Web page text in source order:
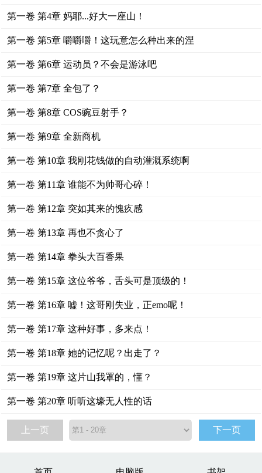
第一卷 第4章 妈耶...好大一座山！
第一卷 第5章 嚼嚼嚼！这玩意怎么种出来的涅
第一卷 第6章 运动员？不会是游泳吧
第一卷 第7章 全包了？
第一卷 第8章 COS豌豆射手？
第一卷 第9章 全新商机
第一卷 第10章 我刚花钱做的自动灌溉系统啊
第一卷 第11章 谁能不为帅哥心碎！
第一卷 第12章 突如其来的愧疚感
第一卷 第13章 再也不贪心了
第一卷 第14章 拳头大百香果
第一卷 第15章 这位爷爷，舌头可是顶级的！
第一卷 第16章 嘘！这哥刚失业，正emo呢！
第一卷 第17章 这种好事，多来点！
第一卷 第18章 她的记忆呢？出走了？
第一卷 第19章 这片山我罩的，懂？
第一卷 第20章 听听这壕无人性的话
上一页 下一页